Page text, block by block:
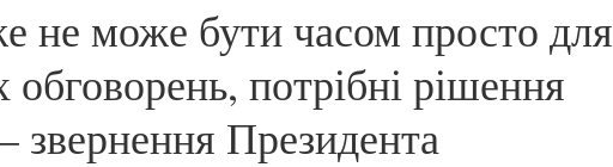
не може бути часом просто для
потрібні рішення
звернення Президента